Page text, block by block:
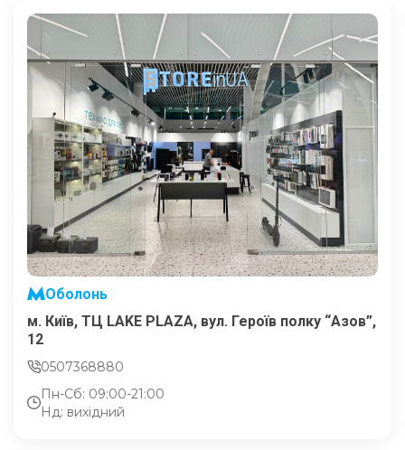
Оболонь
м. Київ, ТЦ LAKE PLAZA, вул. Героїв полку “Азов”,
12
0507368880
Пн-Сб: 09:00-21:00
Нд: вихідний